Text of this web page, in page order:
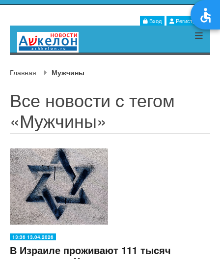
Вход Регистрация
Главная Мужчины
Все новости c тегом
«Мужчины»
13:36 13.04.2026
В Израиле проживают 111 тысяч